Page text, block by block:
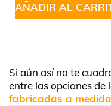
AÑADIR AL
Si aún así no te
entre las opciones de
fabricadas a medida